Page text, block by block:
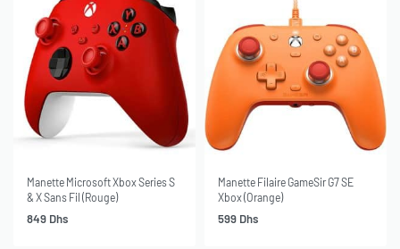
Manette Microsoft Xbox Series S
& X Sans Fil (Rouge)
849 Dhs
Manette Filaire GameSir G7 SE
Xbox (Orange)
599 Dhs